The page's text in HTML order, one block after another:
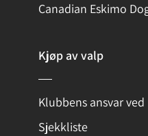
Canadian Eskimo
Kjøp av valp
Klubbens ansvar
Sjekkliste